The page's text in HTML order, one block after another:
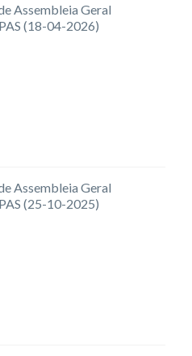
Assembleia Geral
(18-04-2026)
Assembleia Geral
(25-10-2025)